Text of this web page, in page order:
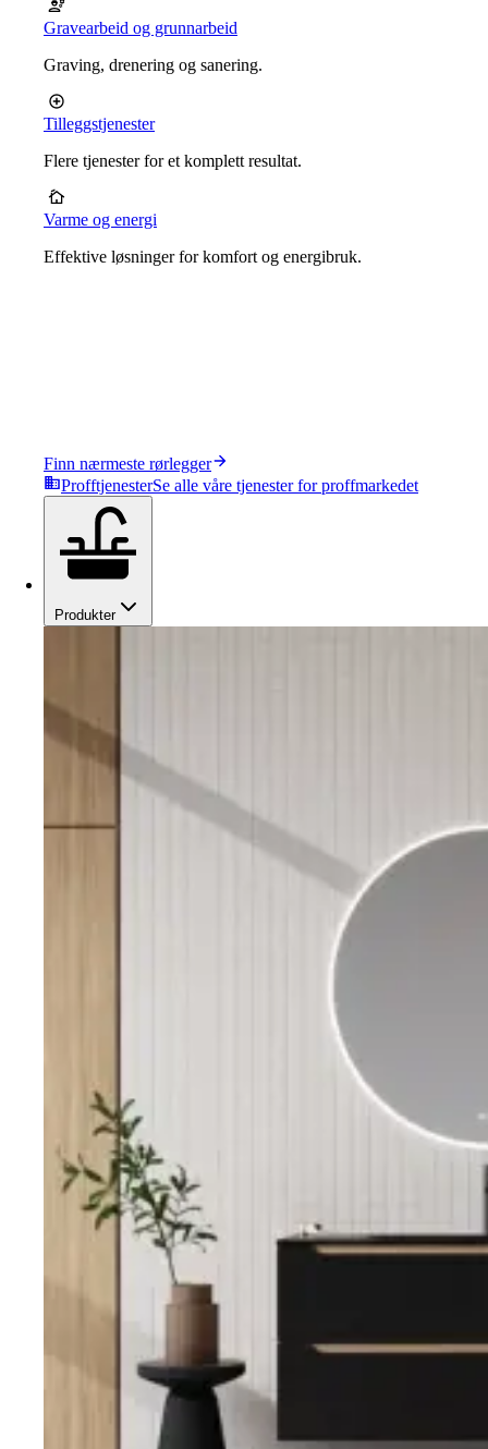
Gravearbeid og grunnarbeid
Graving, drenering og sanering.
Tilleggstjenester
Flere tjenester for et komplett resultat.
Varme og energi
Effektive løsninger for komfort og energibruk.
Finn nærmeste rørlegger
ProfftjenesterSe alle våre tjenester for proffmarkedet
Produkter